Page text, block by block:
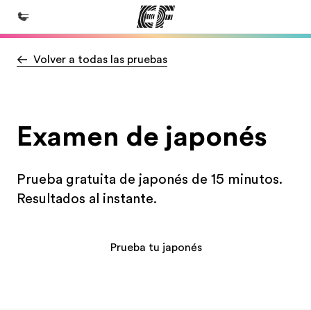
Inicio
Ver todo lo que hacemos
Encuentra una oficina
Volver a todas las pruebas
Examen de japonés
Prueba gratuita de japonés de 15 minutos.
Resultados al instante.
Prueba tu japonés